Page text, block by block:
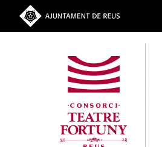
Vés al contingut
Ves a la web de l'Ajuntament de